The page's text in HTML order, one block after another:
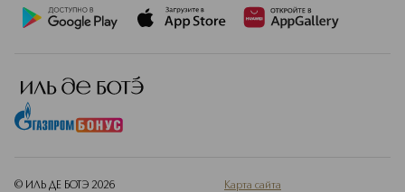
© ИЛЬ ДЕ БОТЭ 2026
Карта сайта